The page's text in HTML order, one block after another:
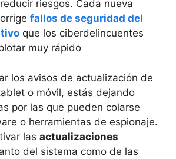
riesgos. Cada nueva
fallos de seguridad del
que los ciberdelincuentes
muy rápido
los avisos de actualización de
o móvil, estás dejando
por las que pueden colarse
o herramientas de espionaje.
las actualizaciones
del sistema como de las